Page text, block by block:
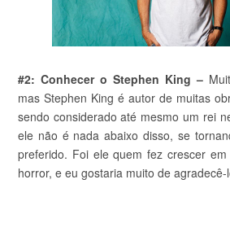
#2: Conhecer o Stephen King –
mas Stephen King é autor de muitas
sendo considerado até mesmo um rei
ele não é nada abaixo disso, se
preferido. Foi ele quem fez crescer
horror, e eu gostaria muito de agradecê-